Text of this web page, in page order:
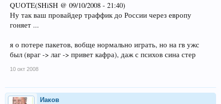
QUOTE(SHiSH @ 09/10/2008 - 21:40)
Ну так ваш провайдер траффик до России через европу
гоняет ...
я о потере пакетов, вобще нормально играть, но на гв ужс
был (враг -> лаг -> привет кафра), даж с психов сина стер
10 окт 2008
Иаков